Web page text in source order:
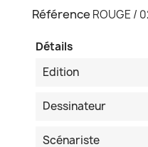
Référence ROUGE /
Détails
Edition
Dessinateur
Scénariste